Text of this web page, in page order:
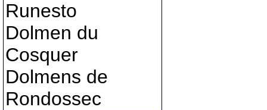
Runesto
Dolmen du
Cosquer
Dolmens de
Rondossec